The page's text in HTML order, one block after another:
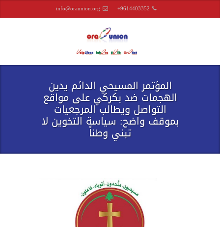
info@oraunion.org +9614403352
المؤتمر المسيحي الدائم يدين
الهجمات ضد بكركي على مواقع
التواصل ويطالب المرجعيات
بموقف واضح: سياسة التخوين لا
تبني وطناً